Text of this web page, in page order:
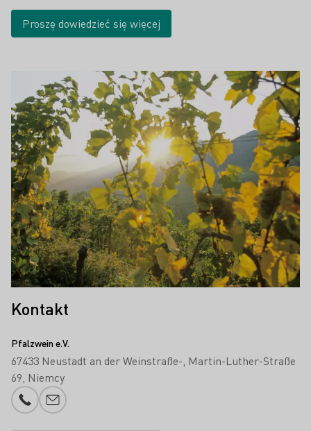
Proszę dowiedzieć się więcej
Kontakt
Pfalzwein e.V.
67433 Neustadt an der Weinstraße- Martin-Luther-Straße
69 Niemcy
Numer telefonu
Proszę dodać e-mail